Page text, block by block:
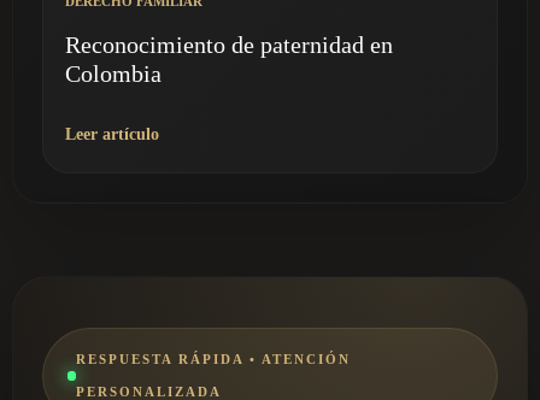
Reconocimiento de paternidad en
Colombia
Leer artículo
RESPUESTA RÁPIDA • ATENCIÓN
PERSONALIZADA